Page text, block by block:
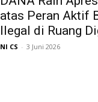
atas Peran Aktif
Ilegal di Ruang
NI CS - 3 Juni 2026